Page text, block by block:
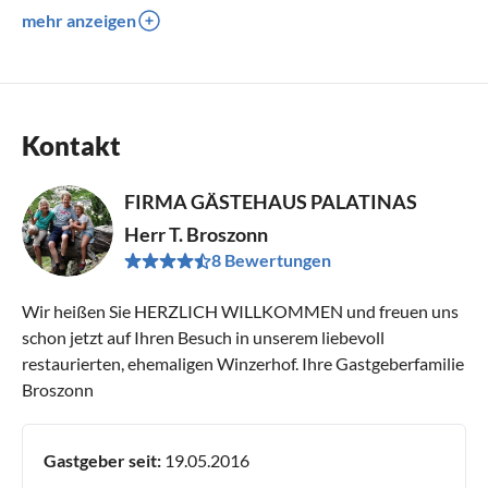
mehr anzeigen
Kontakt
FIRMA GÄSTEHAUS PALATINAS
Herr T. Broszonn
8 Bewertungen
Wir heißen Sie HERZLICH WILLKOMMEN und freuen uns
schon jetzt auf Ihren Besuch in unserem liebevoll
restaurierten, ehemaligen Winzerhof. Ihre Gastgeberfamilie
Broszonn
Gastgeber seit: 19.05.2016